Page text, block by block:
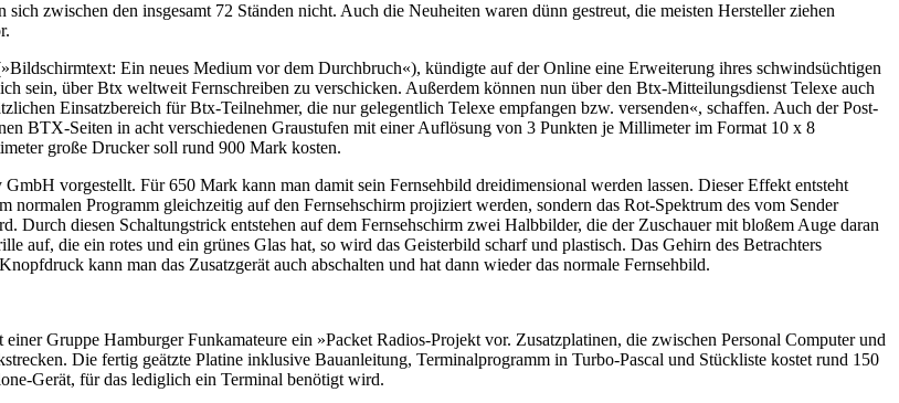
zwischen den insgesamt 72 Ständen nicht. Auch die Neuheiten waren dünn gestreut, die meisten Hersteller ziehen
Ein neues Medium vor dem Durchbruch«), kündigte auf der Online eine Erweiterung ihres schwindsüchtigen
sein, über Btx weltweit Fernschreiben zu verschicken. Außerdem können nun über den Btx-Mitteilungsdienst Telexe auch
Einsatzbereich für Btx-Teilnehmer, die nur gelegentlich Telexe empfangen bzw. versenden«, schaffen. Auch der Post-
BTX-Seiten in acht verschiedenen Graustufen mit einer Auflösung von 3 Punkten je Millimeter im Format 10 x 8
große Drucker soll rund 900 Mark kosten.
vorgestellt. Für 650 Mark kann man damit sein Fernsehbild dreidimensional werden lassen. Dieser Effekt entsteht
Programm gleichzeitig auf den Fernsehschirm projiziert werden, sondern das Rot-Spektrum des vom Sender
Durch diesen Schaltungstrick entstehen auf dem Fernsehschirm zwei Halbbilder, die der Zuschauer mit bloßem Auge daran
auf, die ein rotes und ein grünes Glas hat, so wird das Geisterbild scharf und plastisch. Das Gehirn des Betrachters
kann man das Zusatzgerät auch abschalten und hat dann wieder das normale Fernsehbild.
Gruppe Hamburger Funkamateure ein »Packet Radios-Projekt vor. Zusatzplatinen, die zwischen Personal Computer und
Die fertig geätzte Platine inklusive Bauanleitung, Terminalprogramm in Turbo-Pascal und Stückliste kostet rund 150
Gerät, für das lediglich ein Terminal benötigt wird.